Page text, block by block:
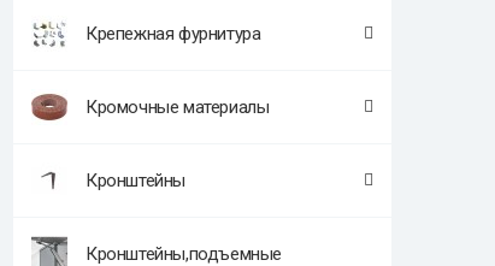
Крепежная фурнитура
Кромочные материалы
Кронштейны
Кронштейны,подъемные